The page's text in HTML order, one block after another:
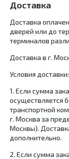
Доставка
Доставка
дверей или до
терминалов
Доставка в г.
Условия доставки:
1.​ Если сумма
осуществляется
транспортной
г. Москва за
Москвы).
дополнительно.
2.​ Если сумма